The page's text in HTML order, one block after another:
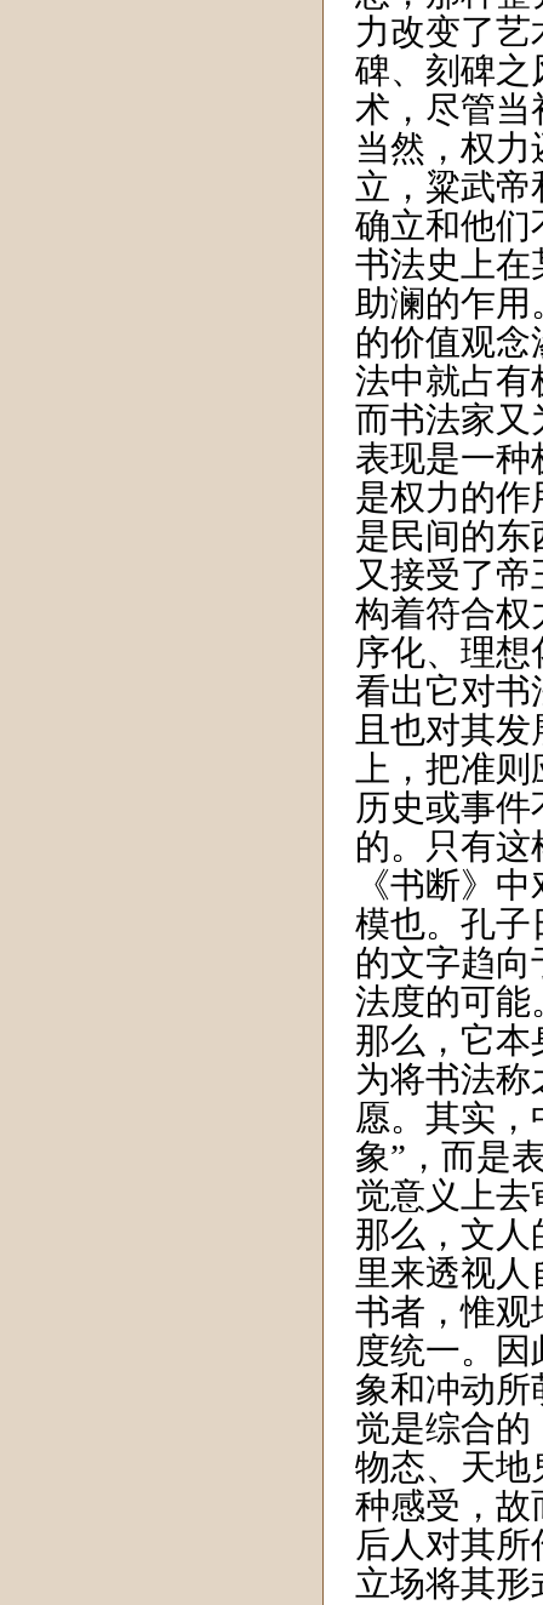
力改变了
碑、刻碑之
术，尽管当
当然，权
立，粱武帝
确立和他们
书法史上在
助澜的乍用
的价值观念
法中就占有
而书法家又
表现是一种
是权力的作
是民间的东
又接受了
构着符合权
序化、理
看出它对书
且也对其
上，把准
历史或事
的。只有
《书断》
模也。孔子
的文字趋
法度的可能
那么，它本
为将书法
愿。其实，
象”，而是
觉意义上去
那么，文人
里来透视
书者，惟观
度统一。
象和冲动所
觉是综合的
物态、天地
种感受，故
后人对其
立场将其形